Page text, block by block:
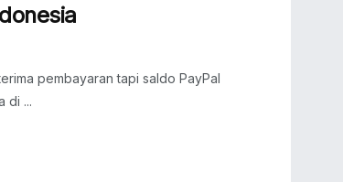
pembayaran tapi saldo PayPal
di ...